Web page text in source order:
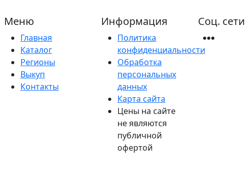
Меню
Главная
Каталог
Регионы
Выкуп
Контакты
Информация
Политика
конфиденциальности
Обработка
персональных
данных
Карта сайта
Цены на сайте
не являются
публичной
офертой
Соц. сети